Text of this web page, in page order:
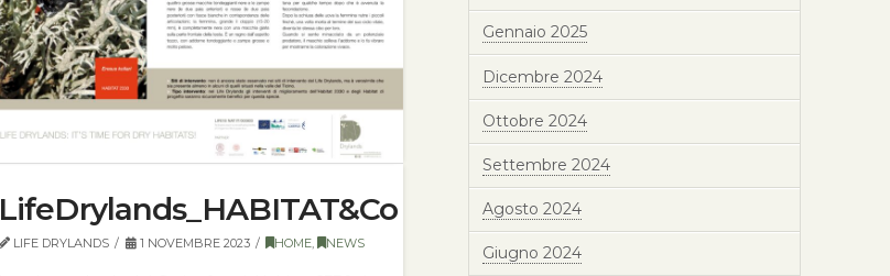
LifeDrylands_HABITAT&Co
LIFE DRYLANDS 1 NOVEMBRE 2023 HOME, NEWS
Gennaio 2025
Dicembre 2024
Ottobre 2024
Settembre 2024
Agosto 2024
Giugno 2024